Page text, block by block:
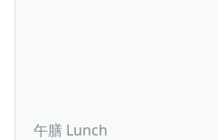
午膳 Lunch